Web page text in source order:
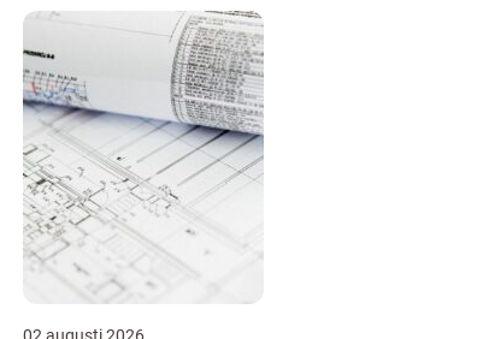
02 augusti 2026